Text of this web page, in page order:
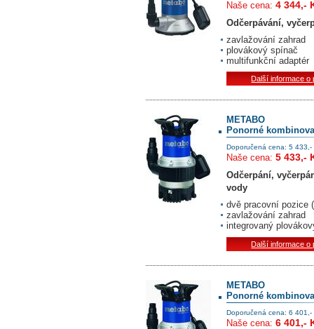
Naše cena: 4 344,-
Odčerpávání,
zavlažování zahrad
plovákový spínač
multifunkční adaptér
Další informace o
METABO
Ponorné
Doporučená cena: 5 433,-
Naše cena: 5 433,-
Odčerpání,
vody
dvě pracovní pozice
zavlažování zahrad
integrovaný
Další informace o
METABO
Ponorné
Doporučená cena: 6 401,-
Naše cena: 6 401,-